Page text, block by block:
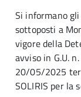
Si informano
sottoposti a
vigore della
avviso in G.U.
20/05/2025
SOLIRIS per la